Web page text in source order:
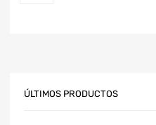
ÚLTIMOS PRODUCTOS